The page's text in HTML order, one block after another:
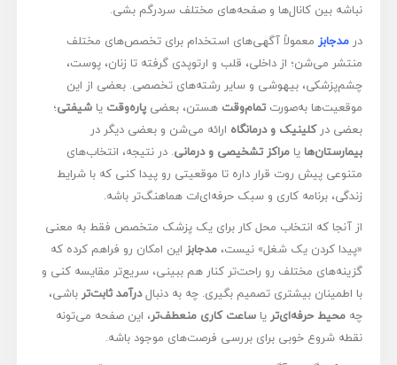
نباشه بین کانال‌ها و صفحه‌های مختلف سردرگم بشی.
درمدجابز معمولاً آگهی‌های استخدام برای تخصص‌های مختلف
منتشر می‌شن؛ از داخلی، قلب و ارتوپدی گرفته تا زنان، پوست،
چشم‌پزشکی، بیهوشی و سایر رشته‌های تخصصی. بعضی از این
موقعیت‌ها به‌صورتتمام‌وقت هستن، بعضیپاره‌وقت یاشیفتی؛
بعضی درکلینیک و درمانگاه ارائه می‌شن و بعضی دیگر در
بیمارستان‌ها یامراکز تشخیصی و درمانی. در نتیجه، انتخاب‌های
متنوعی پیش روت قرار داره تا موقعیتی رو پیدا کنی که با شرایط
زندگی، برنامه کاری و سبک حرفه‌ای‌ات هماهنگ‌تر باشه.
از آنجا که انتخاب محل کار برای یک پزشک متخصص فقط به معنی
«پیدا کردن یک شغل» نیست،مدجابز این امکان رو فراهم کرده که
گزینه‌های مختلف رو راحت‌تر کنار هم ببینی، سریع‌تر مقایسه کنی و
با اطمینان بیشتری تصمیم بگیری. چه به دنبالدرآمد ثابت‌ترباشی،
چهمحیط حرفه‌ای‌تریاساعت کاری منعطف‌تر، این صفحه می‌تونه
نقطه شروع خوبی برای بررسی فرصت‌های موجود باشه.